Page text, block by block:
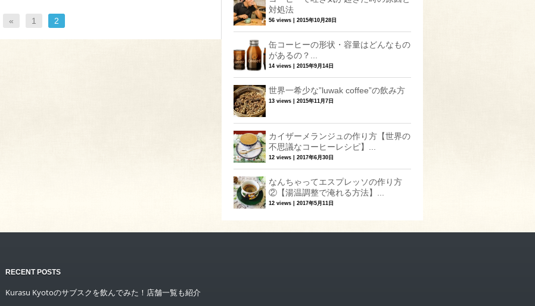
« 1 2
対処法
56 views 2015年10月28日
缶コーヒーの形状・容量はどんなもの
があるの？...
14 views 2015年9月14日
世界一希少な”luwak coffee”の飲み方
13 views 2015年11月7日
カイザーメランジュの作り方【世界の
不思議なコーヒーレシピ】...
12 views 2017年6月30日
なんちゃってエスプレッソの作り方
②【湯温調整で淹れる方法】...
12 views 2017年5月11日
RECENT POSTS
Kurasu Kyotoのサブスクを飲んでみた！店舗一覧も紹介